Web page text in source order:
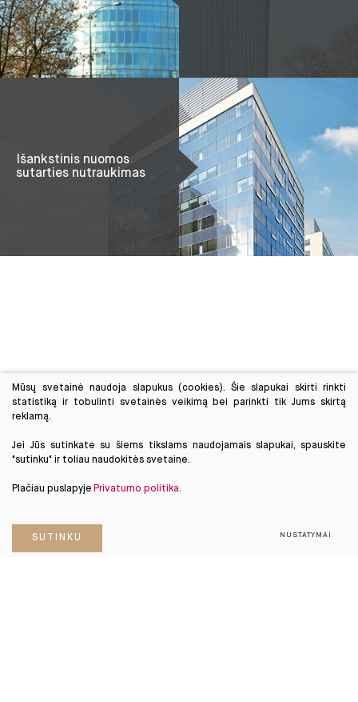
Išankstinis nuomos
sutarties nutraukimas
Mūsų svetainė naudoja slapukus (cookies). Šie slapukai skirti rinkti
statistiką ir tobulinti svetainės veikimą bei parinkti tik Jums skirtą
reklamą.
Jei Jūs sutinkate su šiems tikslams naudojamais slapukai, spauskite
"sutinku" ir toliau naudokitės svetaine.
Plačiau puslapyje Privatumo politika.
SUTINKU NUSTATYMAI